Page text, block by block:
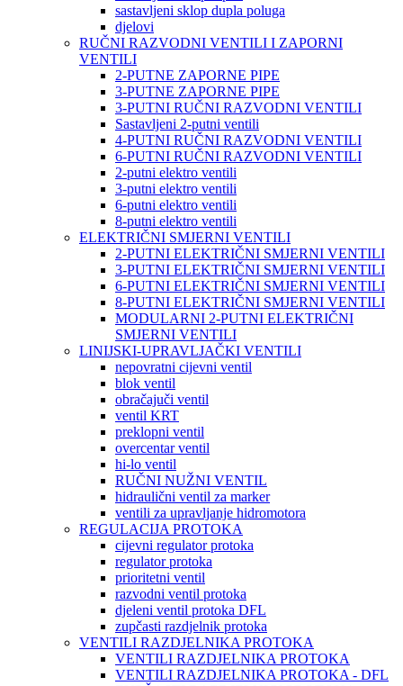
sastavljeni sklop dupla poluga
djelovi
RUČNI RAZVODNI VENTILI I ZAPORNI
VENTILI
2-PUTNE ZAPORNE PIPE
3-PUTNE ZAPORNE PIPE
3-PUTNI RUČNI RAZVODNI VENTILI
Sastavljeni 2-putni ventili
4-PUTNI RUČNI RAZVODNI VENTILI
6-PUTNI RUČNI RAZVODNI VENTILI
2-putni elektro ventili
3-putni elektro ventili
6-putni elektro ventili
8-putni elektro ventili
ELEKTRIČNI SMJERNI VENTILI
2-PUTNI ELEKTRIČNI SMJERNI VENTILI
3-PUTNI ELEKTRIČNI SMJERNI VENTILI
6-PUTNI ELEKTRIČNI SMJERNI VENTILI
8-PUTNI ELEKTRIČNI SMJERNI VENTILI
MODULARNI 2-PUTNI ELEKTRIČNI
SMJERNI VENTILI
LINIJSKI-UPRAVLJAČKI VENTILI
nepovratni cijevni ventil
blok ventil
obračajuči ventil
ventil KRT
preklopni ventil
overcentar ventil
hi-lo ventil
RUČNI NUŽNI VENTIL
hidraulični ventil za marker
ventili za upravljanje hidromotora
REGULACIJA PROTOKA
cijevni regulator protoka
regulator protoka
prioritetni ventil
razvodni ventil protoka
djeleni ventil protoka DFL
zupčasti razdjelnik protoka
VENTILI RAZDJELNIKA PROTOKA
VENTILI RAZDJELNIKA PROTOKA
VENTILI RAZDJELNIKA PROTOKA - DFL